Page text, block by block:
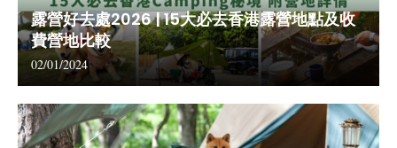
露營好去處2026 | 15大必去香港露營地點及收
費營地比較
02/01/2024